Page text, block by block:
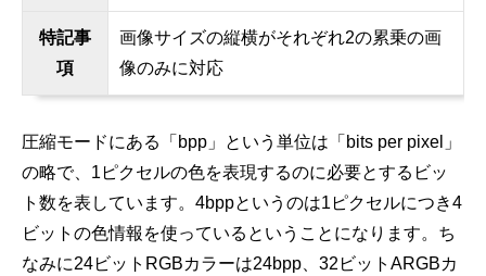
特記事
項
画像サイズの縦横がそれぞれ2の累乗の画
像のみに対応
圧縮モードにある「bpp」という単位は「bits per pixel」
の略で、1ピクセルの色を表現するのに必要とするビッ
ト数を表しています。4bppというのは1ピクセルにつき4
ビットの色情報を使っているということになります。ち
なみに24ビットRGBカラーは24bpp、32ビットARGBカ